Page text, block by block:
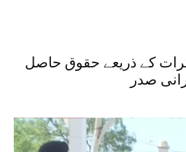
کے ذریعے حقوق حاصل
صدر